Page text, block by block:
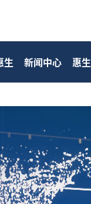
生 新闻中心 惠